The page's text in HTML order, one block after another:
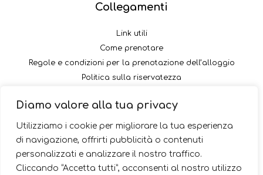
Diamo valore alla tua privacy
Utilizziamo i cookie per migliorare la tua esperienza
di navigazione, offrirti pubblicità o contenuti
personalizzati e analizzare il nostro traffico.
Cliccando “Accetta tutti”, acconsenti al nostro utilizzo
Collegamenti
Link utili
Come prenotare
Regole e condizioni per la prenotazione dell’alloggio
Politica sulla riservatezza
Seguici